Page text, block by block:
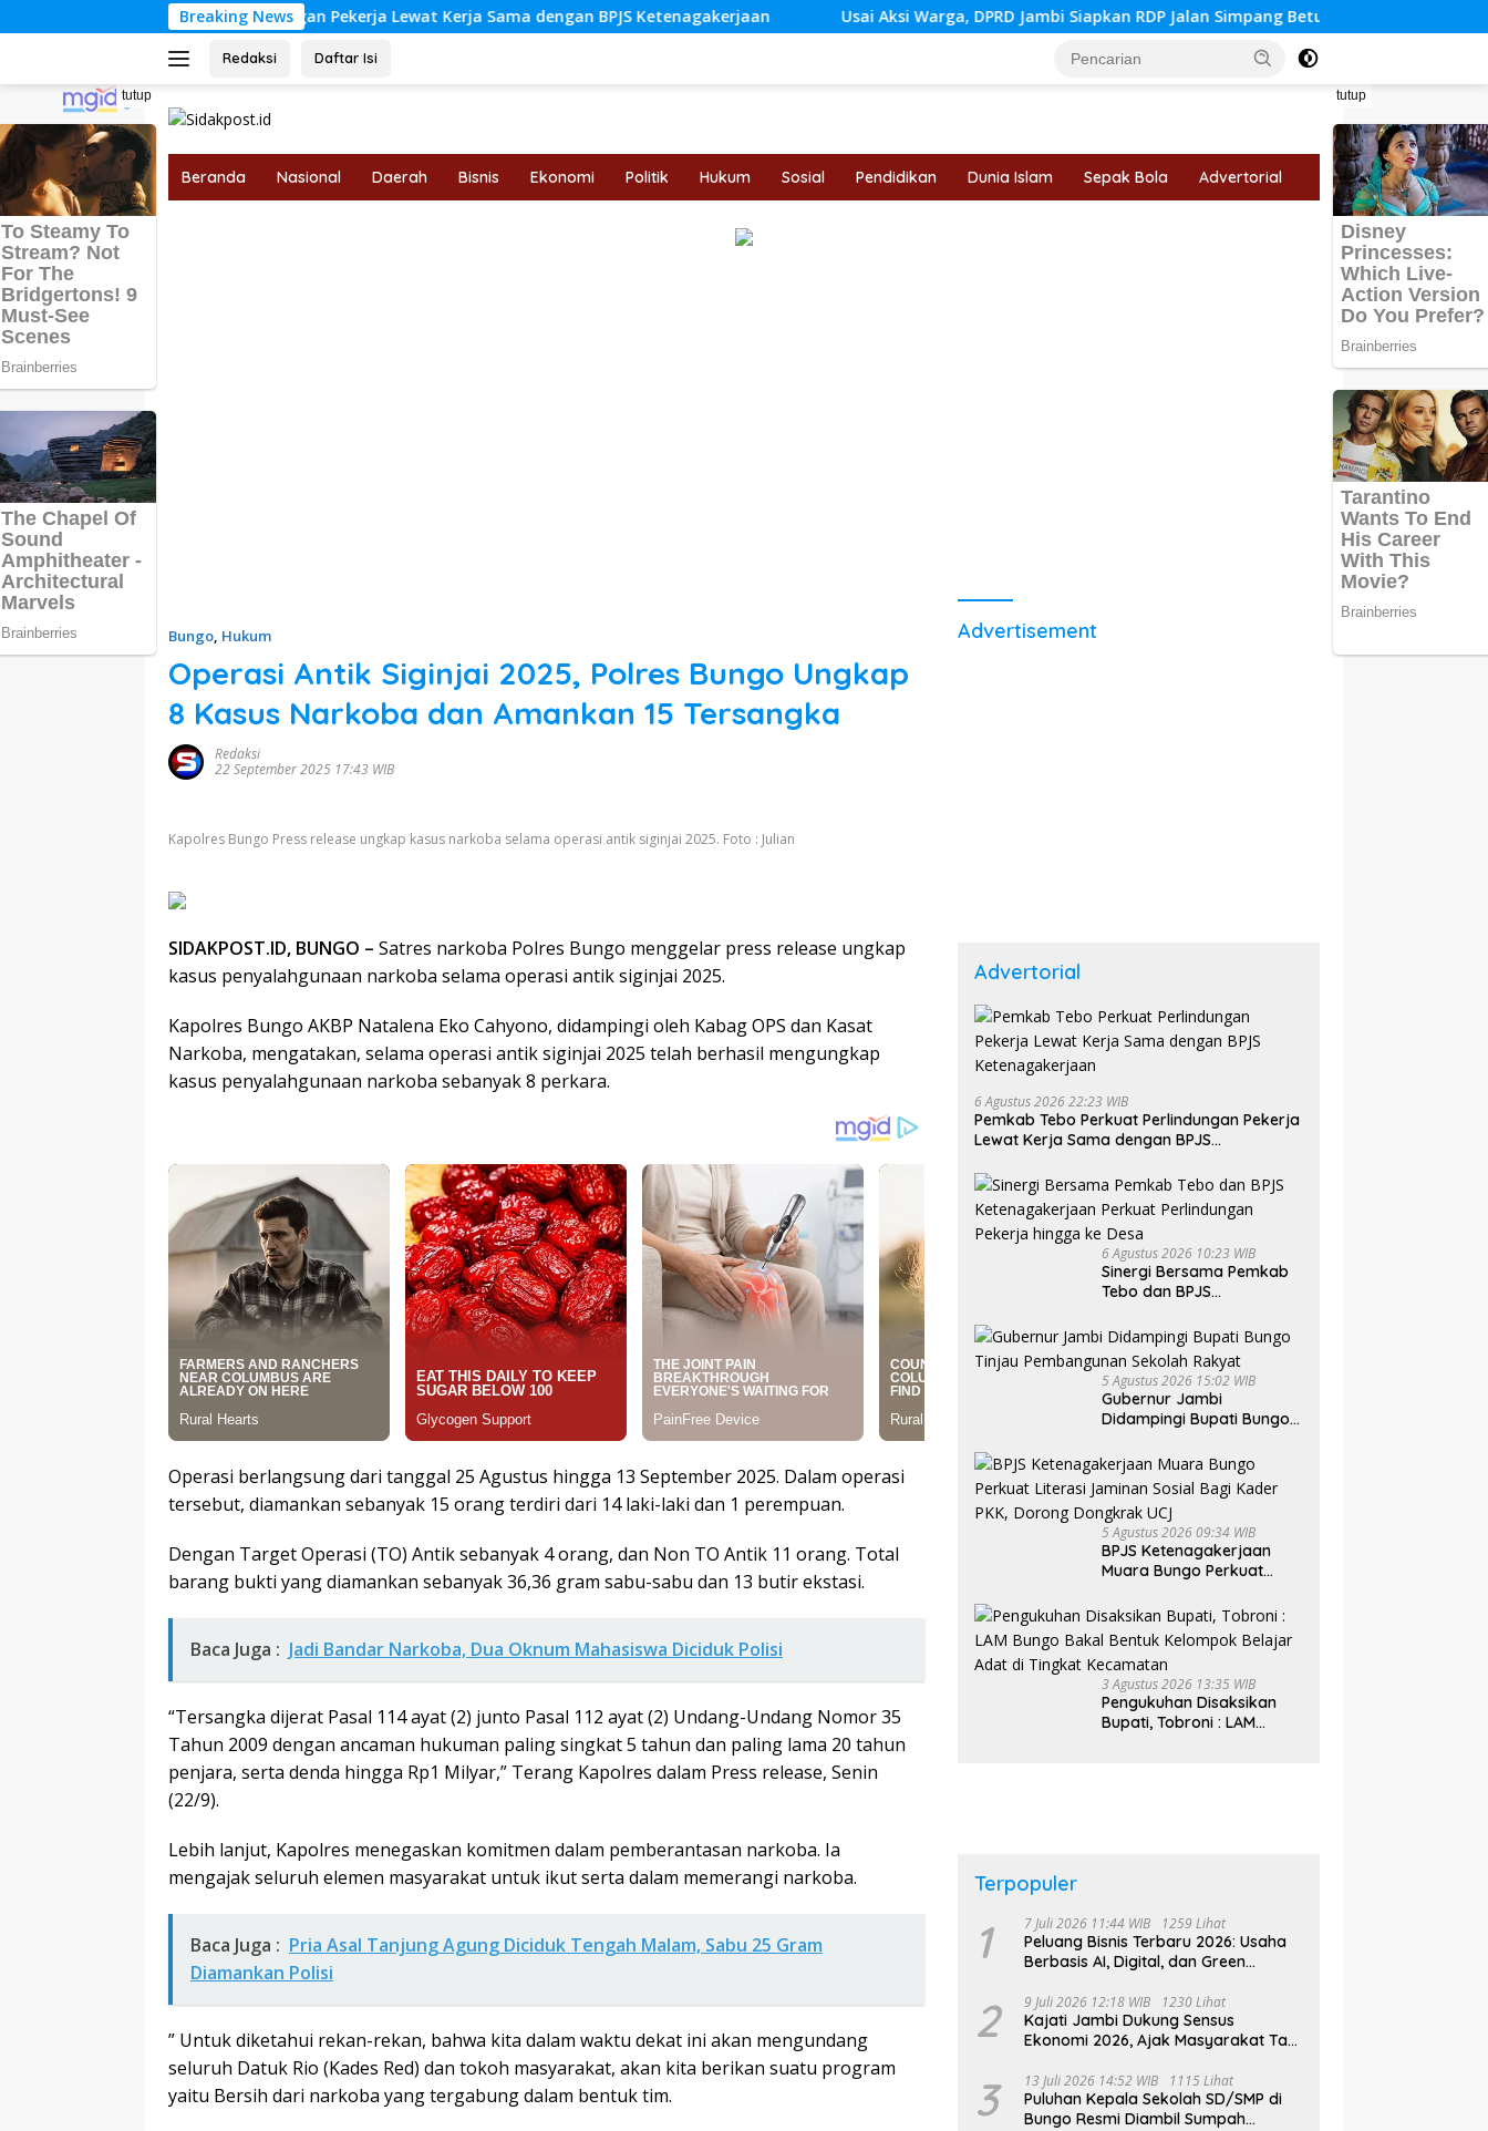
ke
Breaking News
Perkuat Perlindungan Pekerja Lewat Kerja Sama dengan BPJS Ketenagakerjaan Usai Aksi Warga, DPRD Jambi Siapkan RDP Jalan Simpang Betung–Pintas
Redaksi Daftar Isi
tutup tutup
Beranda Nasional Daerah Bisnis Ekonomi Politik Hukum Sosial Pendidikan Dunia Islam Sepak Bola Advertorial
Bungo, Hukum
Operasi Antik Siginjai 2025, Polres Bungo Ungkap
8 Kasus Narkoba dan Amankan 15 Tersangka
Redaksi
22 September 2025 17:43 WIB
Kapolres Bungo Press release ungkap kasus narkoba selama operasi antik siginjai 2025. Foto : Julian
SIDAKPOST.ID, BUNGO – Satres narkoba Polres Bungo menggelar press release ungkap
kasus penyalahgunaan narkoba selama operasi antik siginjai 2025.
Kapolres Bungo AKBP Natalena Eko Cahyono, didampingi oleh Kabag OPS dan Kasat
Narkoba, mengatakan, selama operasi antik siginjai 2025 telah berhasil mengungkap
kasus penyalahgunaan narkoba sebanyak 8 perkara.
Operasi berlangsung dari tanggal 25 Agustus hingga 13 September 2025. Dalam operasi
tersebut, diamankan sebanyak 15 orang terdiri dari 14 laki-laki dan 1 perempuan.
Dengan Target Operasi (TO) Antik sebanyak 4 orang, dan Non TO Antik 11 orang. Total
barang bukti yang diamankan sebanyak 36,36 gram sabu-sabu dan 13 butir ekstasi.
Baca Juga : Jadi Bandar Narkoba, Dua Oknum Mahasiswa Diciduk Polisi
“Tersangka dijerat Pasal 114 ayat (2) junto Pasal 112 ayat (2) Undang-Undang Nomor 35
Tahun 2009 dengan ancaman hukuman paling singkat 5 tahun dan paling lama 20 tahun
penjara, serta denda hingga Rp1 Milyar,” Terang Kapolres dalam Press release, Senin
(22/9).
Lebih lanjut, Kapolres menegaskan komitmen dalam pemberantasan narkoba. Ia
mengajak seluruh elemen masyarakat untuk ikut serta dalam memerangi narkoba.
Baca Juga : Pria Asal Tanjung Agung Diciduk Tengah Malam, Sabu 25 Gram
Diamankan Polisi
” Untuk diketahui rekan-rekan, bahwa kita dalam waktu dekat ini akan mengundang
seluruh Datuk Rio (Kades Red) dan tokoh masyarakat, akan kita berikan suatu program
yaitu Bersih dari narkoba yang tergabung dalam bentuk tim.
Advertisement
Advertorial
6 Agustus 2026 22:23 WIB
Pemkab Tebo Perkuat Perlindungan Pekerja
Lewat Kerja Sama dengan BPJS
6 Agustus 2026 10:23 WIB
Sinergi Bersama Pemkab
Tebo dan BPJS
Perlindungan Pekerja
hingga ke Desa
5 Agustus 2026 15:02 WIB
Gubernur Jambi
Didampingi Bupati Bungo
Sekolah Rakyat
5 Agustus 2026 09:34 WIB
BPJS Ketenagakerjaan
Muara Bungo Perkuat
Bagi Kader PKK, Dorong
Dongkrak UCJ
3 Agustus 2026 13:35 WIB
Pengukuhan Disaksikan
Bupati, Tobroni : LAM
Terpopuler
1 7 Juli 2026 11:44 WIB 1259 Lihat
Peluang Bisnis Terbaru 2026: Usaha
Berbasis AI, Digital, dan Green
2 9 Juli 2026 12:18 WIB 1230 Lihat
Kajati Jambi Dukung Sensus
Ekonomi 2026, Ajak Masyarakat Tak
3 13 Juli 2026 14:52 WIB 1115 Lihat
Puluhan Kepala Sekolah SD/SMP di
Bungo Resmi Diambil Sumpah